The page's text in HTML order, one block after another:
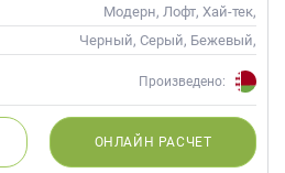
Модерн, Лофт, Хай-тек,
Современные
Черный, Серый, Бежевый,
Слоновая кость, Кремовый,
Коричневый, Капучино
Произведено:
ОНЛАЙН РАСЧЕТ